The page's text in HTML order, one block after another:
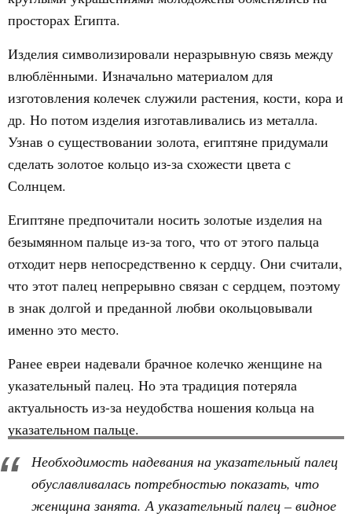
просторах Египта.
Изделия символизировали неразрывную связь между
влюблёнными. Изначально материалом для
изготовления колечек служили растения, кости, кора и
др. Но потом изделия изготавливались из металла.
Узнав о существовании золота, египтяне придумали
сделать золотое кольцо из-за схожести цвета с
Солнцем.
Египтяне предпочитали носить золотые изделия на
безымянном пальце из-за того, что от этого пальца
отходит нерв непосредственно к сердцу. Они считали,
что этот палец непрерывно связан с сердцем, поэтому
в знак долгой и преданной любви окольцовывали
именно это место.
Ранее евреи надевали брачное колечко женщине на
указательный палец. Но эта традиция потеряла
актуальность из-за неудобства ношения кольца на
указательном пальце.
Необходимость надевания на указательный палец
обуславливалась потребностью показать, что
женщина занята. А указательный палец – видное